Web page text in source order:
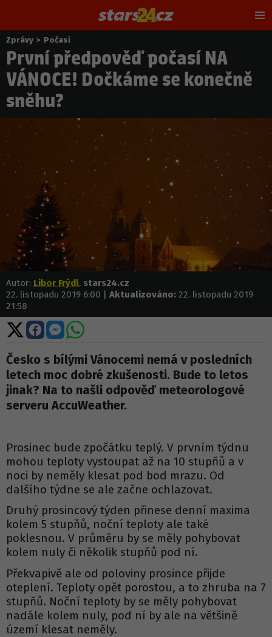
Nacházíte
se
zde:
Zprávy > Počasí
První předpověď počasí NA
VÁNOCE! Dočkáme se konečně
sněhu?
Autor: Libor Frýdl, stars24.cz
22. listopadu 2019 6:00 | Aktualizováno: 22. listopadu 2019
21:58
Sdílet
na
X
Sdílet
na
Facebooku
Sdílet
na
Messengeru
Sdílet
WhatsApp
Česko s bílými Vánocemi nemá v posledních
letech moc dobré zkušenosti. Bude to letos
jinak? Na to našli odpověď meteorologové
serveru AccuWeather.
Prosinec bude zpočátku teplý. V prvním týdnu
mohou teploty vystoupat až na 10 stupňů a v
noci by neměly klesat pod bod mrazu. Od
dalšího týdne se ale začne ochlazovat.
Druhý prosincový týden přinese denní maxima
kolem 5 stupňů, noční teploty ale také
poklesnou. V průměru by se měly pohybovat
kolem nuly či několik stupňů pod ní.
Překvapivě ale od poloviny prosince přijde
oteplení. Teploty opět porostou, a to zhruba na 7
stupňů. Noční teploty by se měly pohybovat
nadále kolem nuly, pod ní by ale na většině
území klesat neměly.